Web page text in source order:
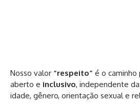
Nosso valor “respeito” é o caminho
aberto e inclusivo, independente da
idade, gênero, orientação sexual e